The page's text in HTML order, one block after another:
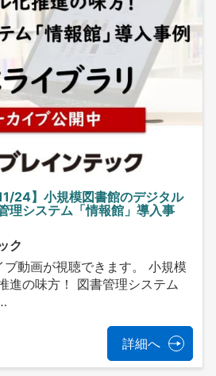
24】小規模図書館のデジタル
理システム「情報館」導入事
ク
動画が視聴できます。 小規模
進の味方！ 図書管理システム
詳細へ